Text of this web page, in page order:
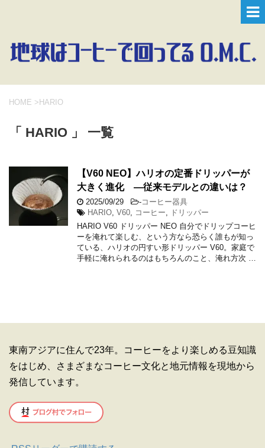
HOME > HARIO
「 HARIO 」 一覧
【V60 NEO】ハリオの定番ドリッパーが
大きく進化 ―従来モデルとの違いは？
2025/09/29 -コーヒー器具
HARIO, V60, コーヒー, ドリッパー
HARIO V60 ドリッパー NEO 自分でドリップコーヒ
ーを淹れて楽しむ、という方なら恐らく誰もが知っ
ている、ハリオの円すい形ドリッパー V60。家庭で
手軽に淹れられるのはもちろんのこと、淹れ方次 …
東南アジアに住んで23年。コーヒーをより楽しめる豆知識
をはじめ、さまざまなコーヒー文化と地元情報を現地から
発信しています。